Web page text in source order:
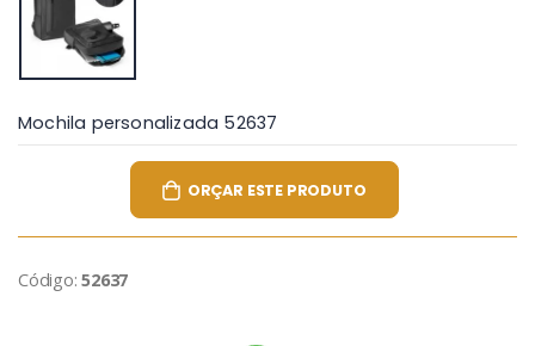
Mochila personalizada 52637
ORÇAR ESTE PRODUTO
Código:52637